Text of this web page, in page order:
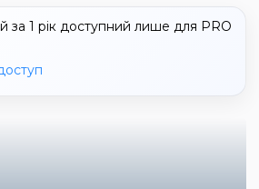
за 1 рік доступний лише для PRO